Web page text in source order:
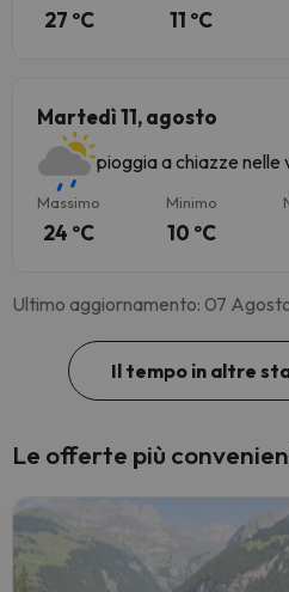
27 ºC 11 ºC
Martedì 11, agosto
pioggia a chiazze nelle
Massimo
24 ºC
Minimo
10 ºC
Ultimo aggiornamento: 07
Il tempo in altre
Le offerte più